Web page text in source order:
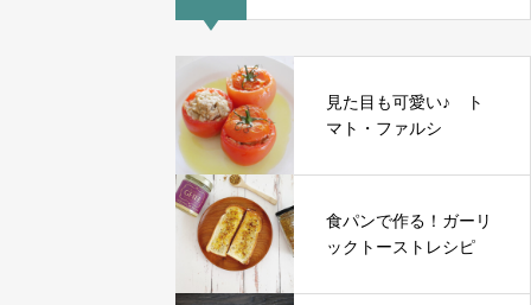
見た目も可愛い♪ ト
マト・ファルシ
食パンで作る！ガーリ
ックトーストレシピ